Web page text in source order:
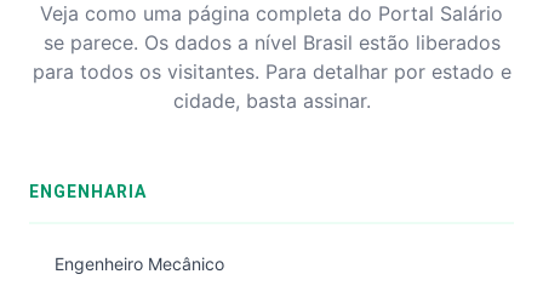
Veja como uma página completa do Portal Salário
se parece. Os dados a nível Brasil estão liberados
para todos os visitantes. Para detalhar por estado e
cidade, basta assinar.
ENGENHARIA
Engenheiro Mecânico